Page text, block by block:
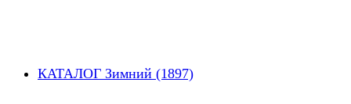
КАТАЛОГ Зимний (1897)